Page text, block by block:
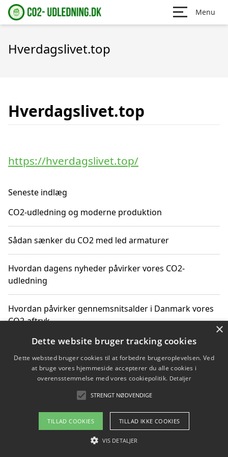
Menu
Hverdagslivet.top
Hverdagslivet.top
https://hverdagslivet.top/
Seneste indlæg
CO2-udledning og moderne produktion
Sådan sænker du CO2 med led armaturer
Hvordan dagens nyheder påvirker vores CO2-
udledning
Hvordan påvirker gennemsnitsalder i Danmark vores
CO2-aftryk
Hvordan nyheder om CO2-udledning påvirker vores
hverdag
Om / kontakt
Blog Betingelser
×
Dette website bruger tracking cookies
Dette websted bruger cookies til at forbedre brugeroplevelsen. Ved
at bruge vores hjemmeside accepterer du alle cookies i
overensstemmelse med vores cookiepolitik. Detaljer
STRENGT NØDVENDIGE
TILLAD COOKIES TILLAD IKKE COOKIES
VIS DETALJER